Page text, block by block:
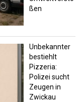
ßen
Unbekannter
bestiehlt
Pizzeria:
Polizei sucht
Zeugen in
Zwickau